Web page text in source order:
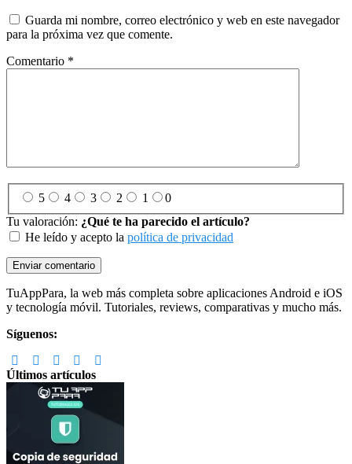
Guarda mi nombre, correo electrónico y web en este navegador
para la próxima vez que comente.
Comentario *
5 4 3 2 1
0
Tu valoración: ¿Qué te ha parecido el artículo?
He leído y acepto la política de privacidad
Footer
TuAppPara, la web más completa sobre aplicaciones Android e iOS
y tecnología móvil. Tutoriales, reviews, comparativas y mucho más.
Síguenos:
Últimos artículos